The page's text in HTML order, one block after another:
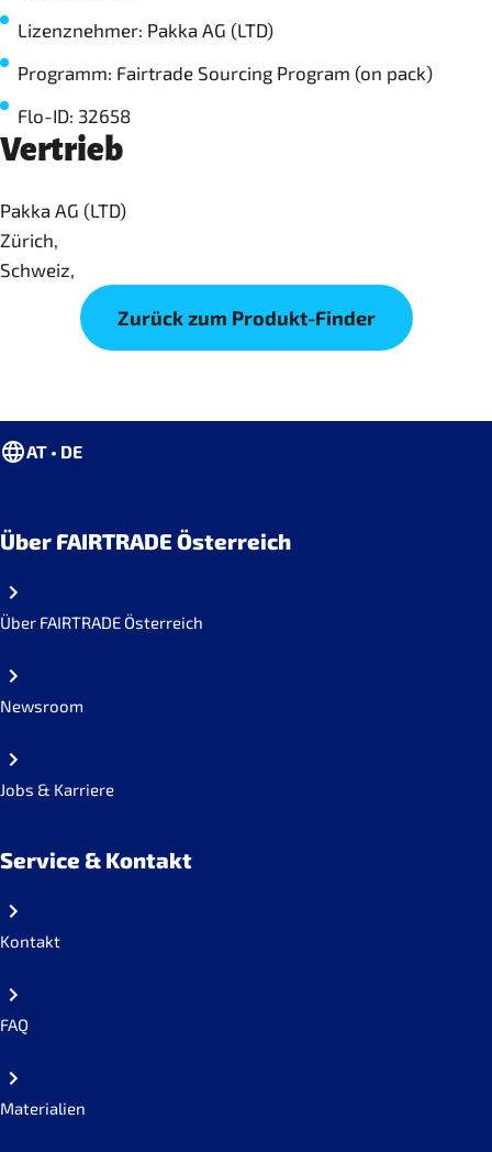
Lizenznehmer: Pakka AG (LTD)
Programm: Fairtrade Sourcing Program (on pack)
Flo-ID: 32658
Vertrieb
Pakka AG (LTD)
Zürich,
Schweiz,
Zurück zum Produkt-Finder
AT • DE
Über FAIRTRADE Österreich
Über FAIRTRADE Österreich
Newsroom
Jobs & Karriere
Service & Kontakt
Kontakt
FAQ
Materialien